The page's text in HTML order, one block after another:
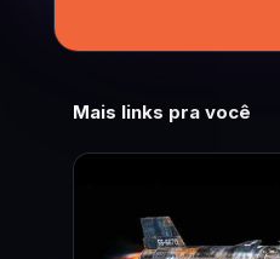
Mais links pra você